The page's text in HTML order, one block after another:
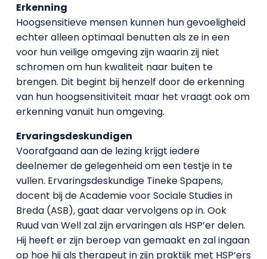
Erkenning
Hoogsensitieve mensen kunnen hun gevoeligheid
echter alleen optimaal benutten als ze in een
voor hun veilige omgeving zijn waarin zij niet
schromen om hun kwaliteit naar buiten te
brengen. Dit begint bij henzelf door de erkenning
van hun hoogsensitiviteit maar het vraagt ook om
erkenning vanuit hun omgeving.
Ervaringsdeskundigen
Voorafgaand aan de lezing krijgt iedere
deelnemer de gelegenheid om een testje in te
vullen. Ervaringsdeskundige Tineke Spapens,
docent bij de Academie voor Sociale Studies in
Breda (ASB), gaat daar vervolgens op in. Ook
Ruud van Well zal zijn ervaringen als HSP’er delen.
Hij heeft er zijn beroep van gemaakt en zal ingaan
op hoe hij als therapeut in zijn praktijk met HSP‘ers